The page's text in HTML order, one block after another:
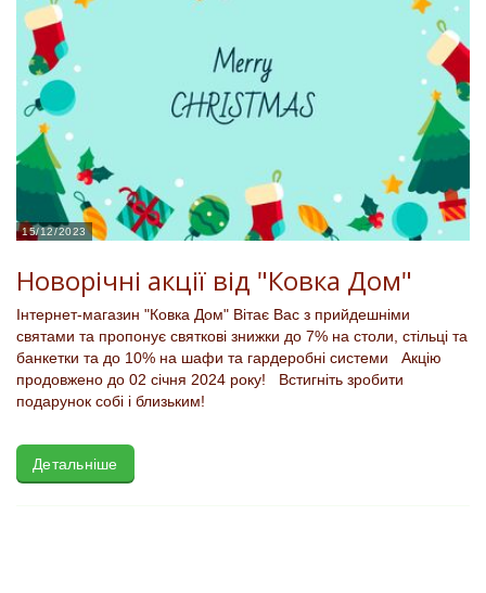
15/12/2023
Новорічні акції від "Ковка Дом"
Інтернет-магазин "Ковка Дом" Вітає Вас з прийдешніми
святами та пропонує святкові знижки до 7% на столи, стільці та
банкетки та до 10% на шафи та гардеробні системи Акцію
продовжено до 02 січня 2024 року! Встигніть зробити
подарунок собі і близьким!
Детальніше